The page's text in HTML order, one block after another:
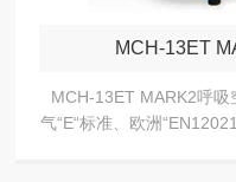
MCH-13ET
MCH-13ET MARK2呼
气“E“标准、欧洲